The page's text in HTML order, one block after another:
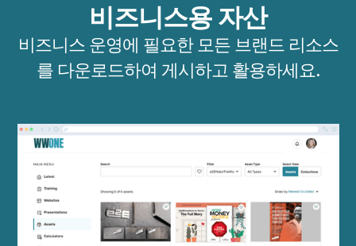
비즈니스용 자산
비즈니스 운영에 필요한 모든 브랜드 리소스
를 다운로드하여 게시하고 활용하세요.